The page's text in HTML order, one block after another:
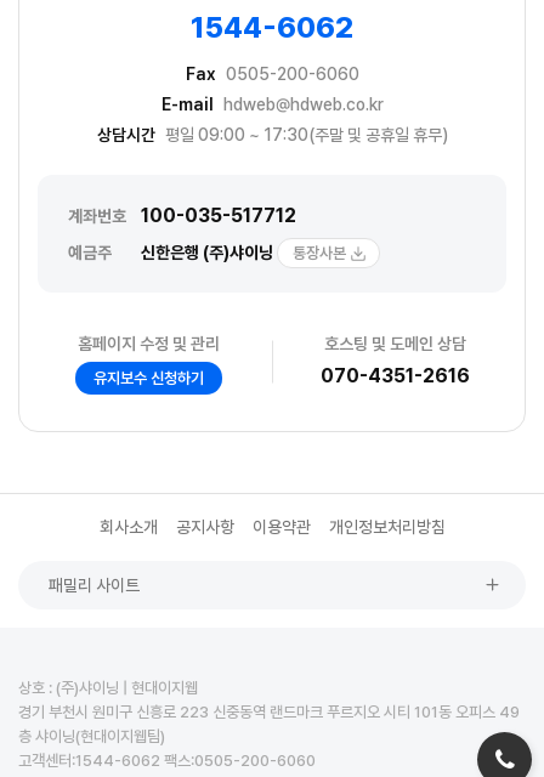
1544-6062
Fax 0505-200-6060
E-mail
hdweb@hdweb.co.kr
상담시간 평일 09:00 ~ 17:30(주말 및 공휴일 휴무)
계좌번호 100-035-517712
예금주 신한은행 (주)샤이닝 통장사본
홈페이지 수정 및 관리
유지보수 신청하기
호스팅 및 도메인 상담
070-4351-2616
회사소개 공지사항 이용약관 개인정보처리방침
패밀리 사이트
상호 : (주)샤이닝 | 현대이지웹
경기 부천시 원미구 신흥로 223 신중동역 랜드마크 푸르지오 시티 101동 오피스 49
층 샤이닝(현대이지웹팀)
고객센터:1544-6062 팩스:0505-200-6060